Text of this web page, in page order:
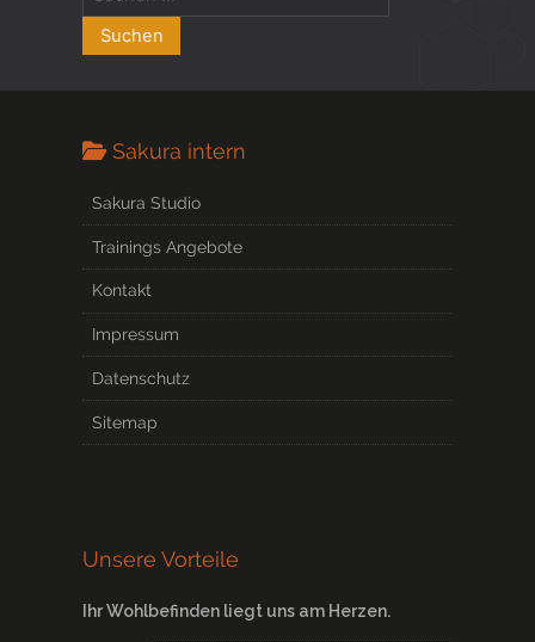
Sakura intern
Sakura Studio
Trainings Angebote
Kontakt
Impressum
Datenschutz
Sitemap
Unsere Vorteile
Ihr Wohlbefinden liegt uns am Herzen.